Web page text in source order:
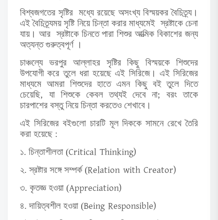
বিশ্বজগতের সৃষ্টির মধ্যে রয়েছে অসংখ্য বিস্ময়কর বৈচিত্র্য।
এই বৈচিত্র্যময় সৃষ্টি নিয়ে চিন্তা করার মাধ্যমেই স্রষ্টাকে চেনা
যায়। আর স্রষ্টাকে চিনতে পারা শিশুর আত্মিক বিকাশের জন্য
অত্যন্ত গুরুত্বপূর্ণ ।
চাঞ্চল্যে ভরপুর আল্লাহর সৃষ্টির কিছু বিস্ময়কে শিশুদের
উপযোগী করে তুলে ধরা হয়েছে এই সিরিজে। এই সিরিজের
মাধ্যমে আমরা শিশুদের হাতে এমন কিছু বই তুলে দিতে
চেয়েছি, যা শিশুকে কেবল তথ্যই দেবে না;বরং তাকে
চারপাশের বস্তু নিয়ে চিন্তা করতেও শেখাবে।
এই সিরিজের বইগুলো চারটি মূল দিককে সামনে রেখে তৈরি
করা হয়েছে :
১. চিন্তাশীলতা (Critical Thinking)
২. স্রষ্টার সঙ্গে সম্পর্ক (Relation with Creator)
৩. কৃতজ্ঞ হওয়া (Appreciation)
৪. দায়িত্বশীল হওয়া (Being Responsible)